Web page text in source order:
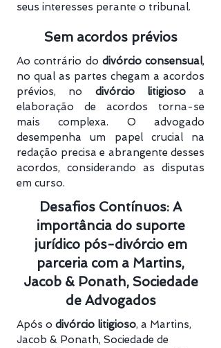
seus interesses perante o tribunal.
Sem acordos prévios
Ao contrário do divórcio consensual,
no qual as partes chegam a acordos
prévios, no divórcio litigiosoa
elaboração de acordos torna-se
mais complexa. O advogado
desempenha um papel crucial na
redação precisa e abrangente desses
acordos, considerando as disputas
em curso.
Desafios Contínuos: A
importância do suporte
jurídico pós-divórcio em
parceria com a Martins,
Jacob & Ponath, Sociedade
de Advogados
Após o divórcio litigioso, a Martins,
Jacob & Ponath, Sociedade de